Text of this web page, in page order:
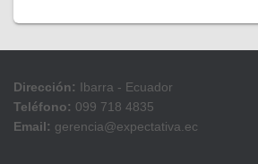
Dirección: Ibarra - Ecuador
Teléfono: 099 718 4835
Email: gerencia@expectativa.ec